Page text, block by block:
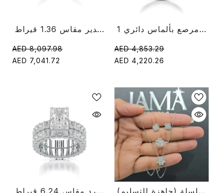
خاتم ألماس مستدير مقاس 1.36 قيراط
AED 8,097.98
AED 7,041.72
1 قيراط خاتم على شكل كمثرى مرصع بألماس دائري
AED 4,853.29
AED 4,220.26
خاتم ألماس كلاسيكي من قطع الزمرد مقاس 6.24 قيراط طقم مجوهرات ألماس بنقش زهور 3.60 قيراط - خاتم وحلق وقلادة سلسلة (جاهزة للتسليم)